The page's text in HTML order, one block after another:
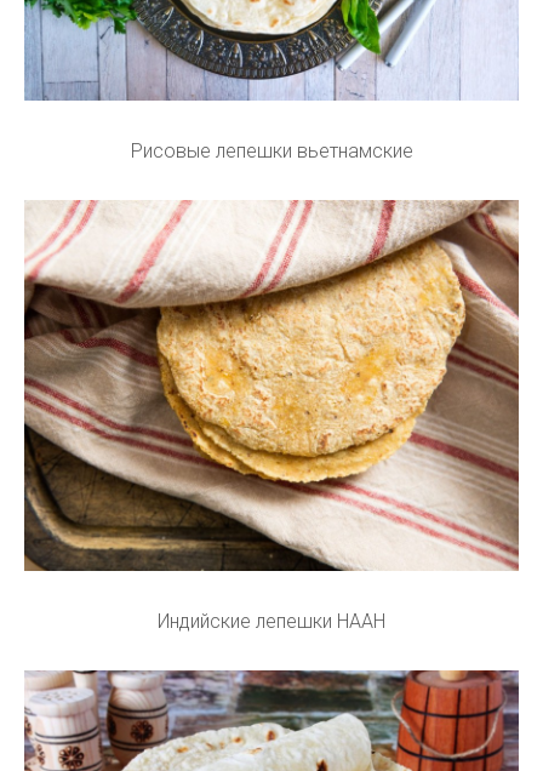
Рисовые лепешки вьетнамские
Индийские лепешки НААН